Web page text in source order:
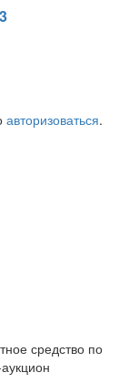
авторизоваться.
средство по